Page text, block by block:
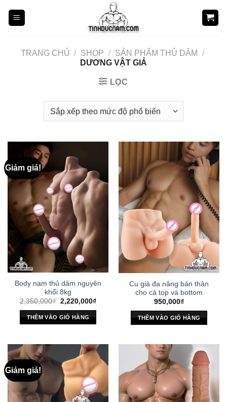
TRANG CHỦ / SHOP / SẢN PHẨM THỦ DÂM
/
DƯƠNG VẬT GIẢ
LỌC
Giảm giá!
Body nam thủ dâm nguyên
khối 8kg
2,350,000₫ Giá
là:
2,350,000₫.
2,220,000₫Giá
2,220,000₫.
THÊM VÀO GIỎ HÀNG
Cu giả đa năng bán thân
cho cả top và bottom
950,000₫
THÊM VÀO GIỎ HÀNG
Giảm giá!